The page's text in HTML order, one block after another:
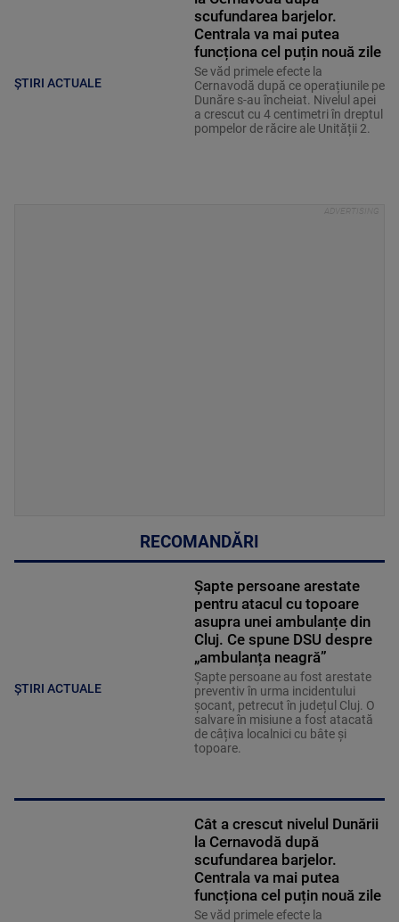
ȘTIRI ACTUALE
scufundarea barjelor.
Centrala va mai putea
funcționa cel puțin nouă zile
Se văd primele efecte la
Cernavodă după ce operațiunile pe
Dunăre s-au încheiat. Nivelul apei
a crescut cu 4 centimetri în dreptul
pompelor de răcire ale Unității 2.
RECOMANDĂRI
ȘTIRI ACTUALE
Șapte persoane arestate
pentru atacul cu topoare
asupra unei ambulanțe din
Cluj. Ce spune DSU despre
„ambulanța neagră”
Șapte persoane au fost arestate
preventiv în urma incidentului
șocant, petrecut în județul Cluj. O
salvare în misiune a fost atacată
de câțiva localnici cu bâte și
topoare.
Cât a crescut nivelul Dunării
la Cernavodă după
scufundarea barjelor.
Centrala va mai putea
funcționa cel puțin nouă zile
Se văd primele efecte la